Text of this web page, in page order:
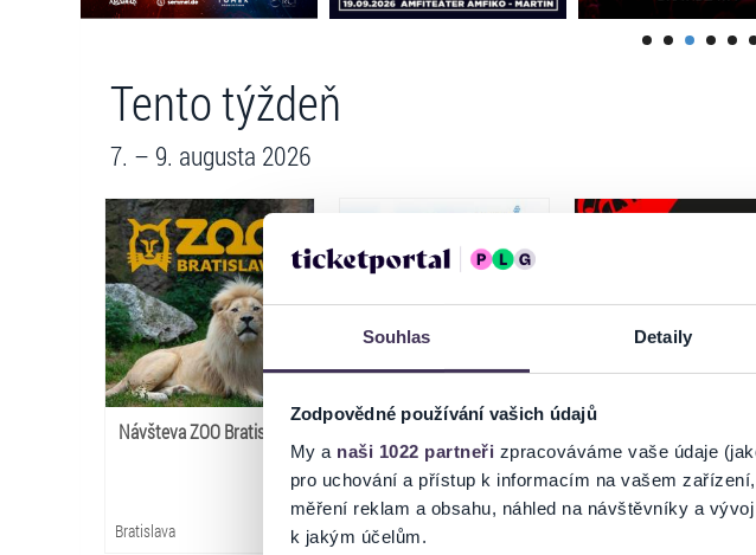
Souhlas Detaily
Zodpovědné používání vašich údajů
My a naši 1022 partneři zpracováváme vaše údaje
pro uchování a přístup k informacím na vašem
měření reklam a obsahu, náhled na návštěvníky a
k jakým účelům.
Tento týždeň
7. – 9. augusta 2026
Návšteva ZOO Bratislava
Bratislava
Letná výzva Slovan+
Bratislava
2026